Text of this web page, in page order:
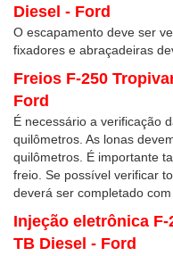
Diesel - Ford
O escapamento deve ser
fixadores e abraçadeiras
Freios F-250
Ford
É necessário a verificação
quilômetros. As lonas
quilômetros. É importante
freio. Se possível verificar
deverá ser completado
Injeção eletrônica
TB Diesel - Ford